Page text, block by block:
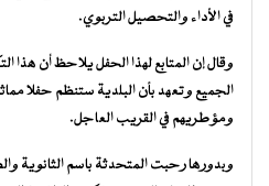
في الأداء والتحصيل التربوي.
وقال إن المتابع لهذا الحفل يلاحظ أن هذا
الجميع وتعهد بأن البلدية ستنظم حفلا
ومؤطريهم في القريب العاجل.
وبدورها رحبت المتحدثة باسم الثانوية